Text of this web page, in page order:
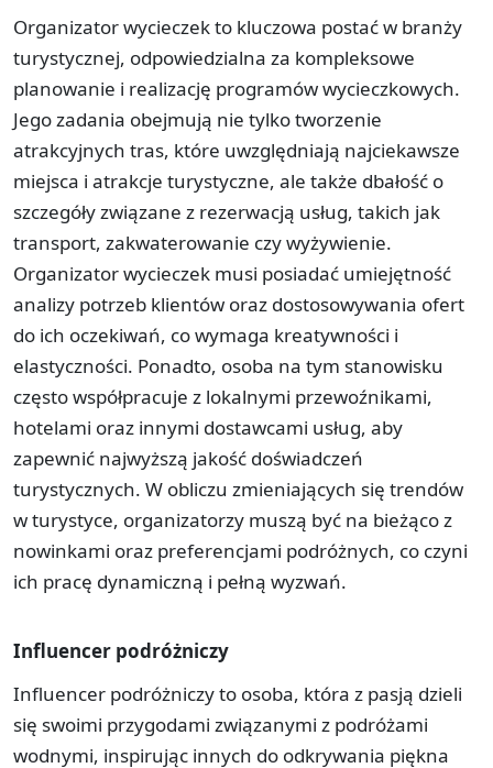
Organizator wycieczek to kluczowa postać w branży
turystycznej, odpowiedzialna za kompleksowe
planowanie i realizację programów wycieczkowych.
Jego zadania obejmują nie tylko tworzenie
atrakcyjnych tras, które uwzględniają najciekawsze
miejsca i atrakcje turystyczne, ale także dbałość o
szczegóły związane z rezerwacją usług, takich jak
transport, zakwaterowanie czy wyżywienie.
Organizator wycieczek musi posiadać umiejętność
analizy potrzeb klientów oraz dostosowywania ofert
do ich oczekiwań, co wymaga kreatywności i
elastyczności. Ponadto, osoba na tym stanowisku
często współpracuje z lokalnymi przewoźnikami,
hotelami oraz innymi dostawcami usług, aby
zapewnić najwyższą jakość doświadczeń
turystycznych. W obliczu zmieniających się trendów
w turystyce, organizatorzy muszą być na bieżąco z
nowinkami oraz preferencjami podróżnych, co czyni
ich pracę dynamiczną i pełną wyzwań.
Influencer podróżniczy
Influencer podróżniczy to osoba, która z pasją dzieli
się swoimi przygodami związanymi z podróżami
wodnymi, inspirując innych do odkrywania piękna